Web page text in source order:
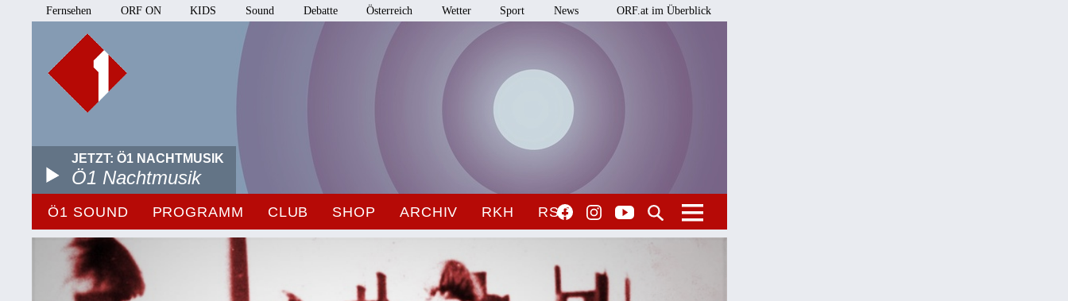
Fernsehen ORF ON KIDS Sound Debatte Österreich Wetter Sport News ORF.at im Überblick
JETZT: Ö1 NACHTMUSIK
Ö1 Nachtmusik
Ö1 SOUND PROGRAMM CLUB SHOP ARCHIV RKH RSO